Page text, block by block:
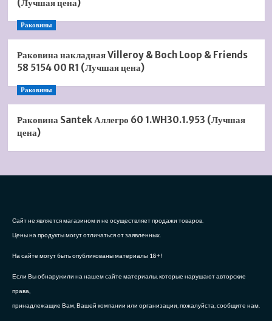
(Лучшая цена)
Раковины
Раковина накладная Villeroy & Boch Loop & Friends
58 5154 00 R1 (Лучшая цена)
Раковины
Раковина Santek Аллегро 60 1.WH30.1.953 (Лучшая
цена)
Сайт не является магазином и не осуществляет продажи товаров.
Цены на продукты могут отличаться от заявленных.
На сайте могут быть опубликованы материалы 18+!
Если Вы обнаружили на нашем сайте материалы, которые нарушают авторские
права,
принадлежащие Вам, Вашей компании или организации, пожалуйста, сообщите нам.